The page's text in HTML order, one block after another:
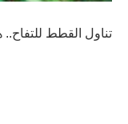
تناول القطط